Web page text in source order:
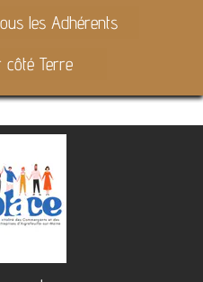
les Adhérents
côté Terre